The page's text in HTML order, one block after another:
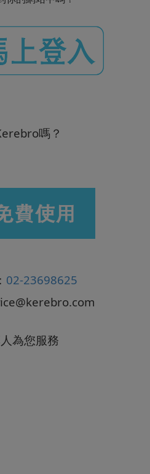
嗎？
02-23698625
為您服務